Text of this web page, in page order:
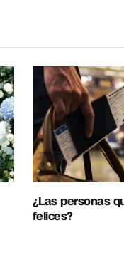
¿Las personas
felices?